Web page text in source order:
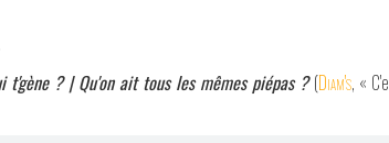
t'gène ? | Qu'on ait tous les mêmes piépas ? (Diam's, «